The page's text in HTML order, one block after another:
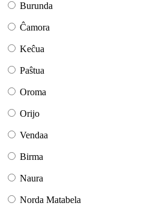
Burunda
Ĉamora
Keĉua
Paŝtua
Oroma
Orijo
Vendaa
Birma
Naura
Norda Matabela